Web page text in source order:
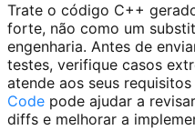
Trate o código C++
forte, não como um
engenharia. Antes de
testes, verifique casos
atende aos seus
Code pode ajudar a
diffs e melhorar a